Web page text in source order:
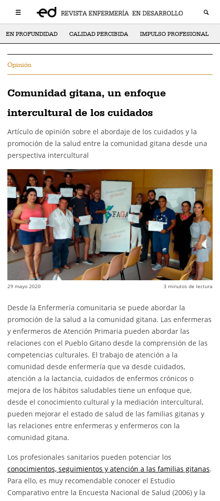
EN PROFUNDIDAD CALIDAD PERCIBIDA IMPULSO PROFESIONAL
Opinión
Comunidad gitana, un enfoque
intercultural de los cuidados
Artículo de opinión sobre el abordaje de los cuidados y la
promoción de la salud entre la comunidad gitana desde una
perspectiva intercultural
29 mayo 2020 3 minutos de lectura
Desde la Enfermería comunitaria se puede abordar la
promoción de la salud a la comunidad gitana. Las enfermeras
y enfermeros de Atención Primaria pueden abordar las
relaciones con el Pueblo Gitano desde la comprensión de las
competencias culturales. El trabajo de atención a la
comunidad desde enfermería que va desde cuidados,
atención a la lactancia, cuidados de enfermos crónicos o
mejora de los hábitos saludables tiene un enfoque que,
desde el conocimiento cultural y la mediación intercultural,
pueden mejorar el estado de salud de las familias gitanas y
las relaciones entre enfermeras y enfermeros con la
comunidad gitana.
Los profesionales sanitarios pueden potenciar los
conocimientos, seguimientos y atención a las familias gitanas.
Para ello, es muy recomendable conocer el Estudio
Comparativo entre la Encuesta Nacional de Salud (2006) y la